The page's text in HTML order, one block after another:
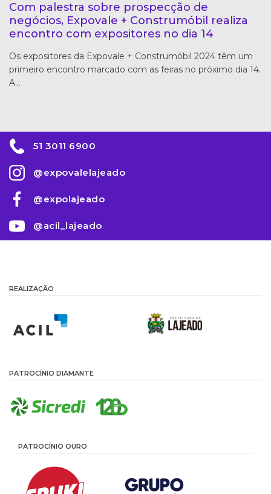
Com palestra sobre prospecção de
negócios, Expovale + Construmóbil realiza
encontro com expositores no dia 14
Os expositores da Expovale + Construmóbil 2024 têm um
primeiro encontro marcado com as feiras no próximo dia 14.
A…
51 3011 6900
@expovalelajeado
@expolajeado
@acil_lajeado
REALIZAÇÃO
PATROCÍNIO DIAMANTE
PATROCÍNIO OURO